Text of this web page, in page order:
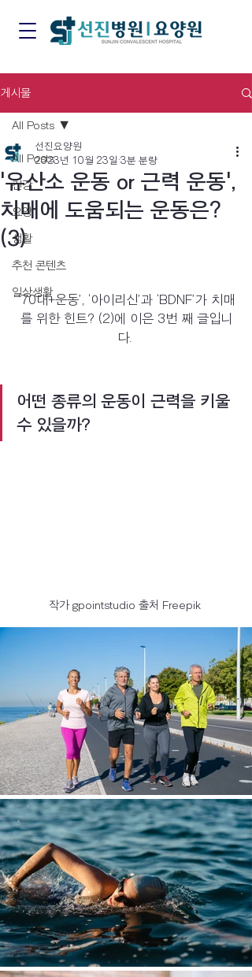
게시물
All Posts
건강
요양
생활
추천 콘텐츠
일상생활
All Posts
'유산소 운동 or 근력 운동',
치매에 도움되는 운동은?
(3)
선진요양원
2023년 10월 23일 3분 분량
‘70대+운동’, ‘아이리신’과 ‘BDNF’가 치매
를 위한 힌트? (2)에 이은 3번 째 글입니
다.
어떤 종류의 운동이 근력을 키울
수 있을까?
작가 gpointstudio 출처 Freepik